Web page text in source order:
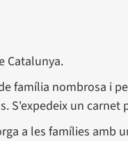
Catalunya.
família nombrosa i
S'expedeix un carnet
a les famílies amb